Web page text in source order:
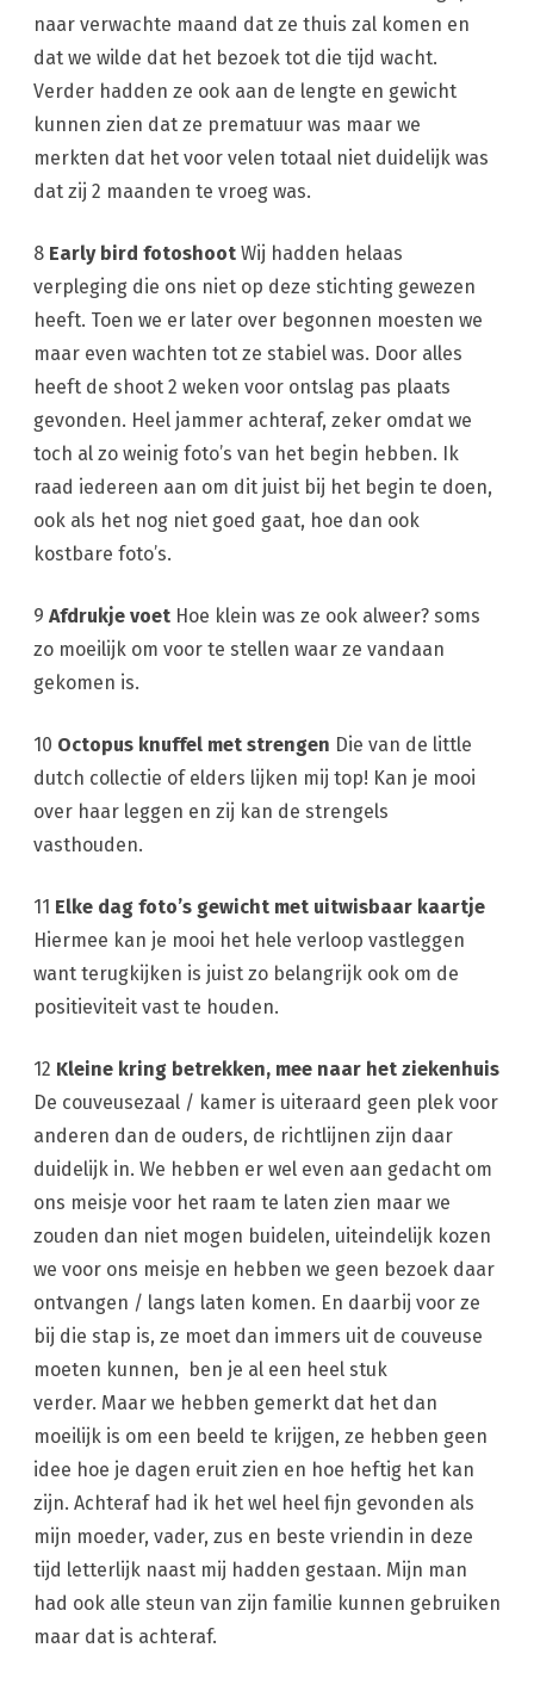
naar verwachte maand dat ze thuis zal komen en
dat we wilde dat het bezoek tot die tijd wacht.
Verder hadden ze ook aan de lengte en gewicht
kunnen zien dat ze prematuur was maar we
merkten dat het voor velen totaal niet duidelijk was
dat zij 2 maanden te vroeg was.
8 Early bird fotoshoot Wij hadden helaas
verpleging die ons niet op deze stichting gewezen
heeft. Toen we er later over begonnen moesten we
maar even wachten tot ze stabiel was. Door alles
heeft de shoot 2 weken voor ontslag pas plaats
gevonden. Heel jammer achteraf, zeker omdat we
toch al zo weinig foto’s van het begin hebben. Ik
raad iedereen aan om dit juist bij het begin te doen,
ook als het nog niet goed gaat, hoe dan ook
kostbare foto’s.
9 Afdrukje voet Hoe klein was ze ook alweer? soms
zo moeilijk om voor te stellen waar ze vandaan
gekomen is.
10 Octopus knuffel met strengen Die van de little
dutch collectie of elders lijken mij top! Kan je mooi
over haar leggen en zij kan de strengels
vasthouden.
11 Elke dag foto’s gewicht met uitwisbaar kaartje
Hiermee kan je mooi het hele verloop vastleggen
want terugkijken is juist zo belangrijk ook om de
positieviteit vast te houden.
12 Kleine kring betrekken, mee naar het ziekenhuis
De couveusezaal / kamer is uiteraard geen plek voor
anderen dan de ouders, de richtlijnen zijn daar
duidelijk in. We hebben er wel even aan gedacht om
ons meisje voor het raam te laten zien maar we
zouden dan niet mogen buidelen, uiteindelijk kozen
we voor ons meisje en hebben we geen bezoek daar
ontvangen / langs laten komen. En daarbij voor ze
bij die stap is, ze moet dan immers uit de couveuse
moeten kunnen, ben je al een heel stuk
verder. Maar we hebben gemerkt dat het dan
moeilijk is om een beeld te krijgen, ze hebben geen
idee hoe je dagen eruit zien en hoe heftig het kan
zijn. Achteraf had ik het wel heel fijn gevonden als
mijn moeder, vader, zus en beste vriendin in deze
tijd letterlijk naast mij hadden gestaan. Mijn man
had ook alle steun van zijn familie kunnen gebruiken
maar dat is achteraf.